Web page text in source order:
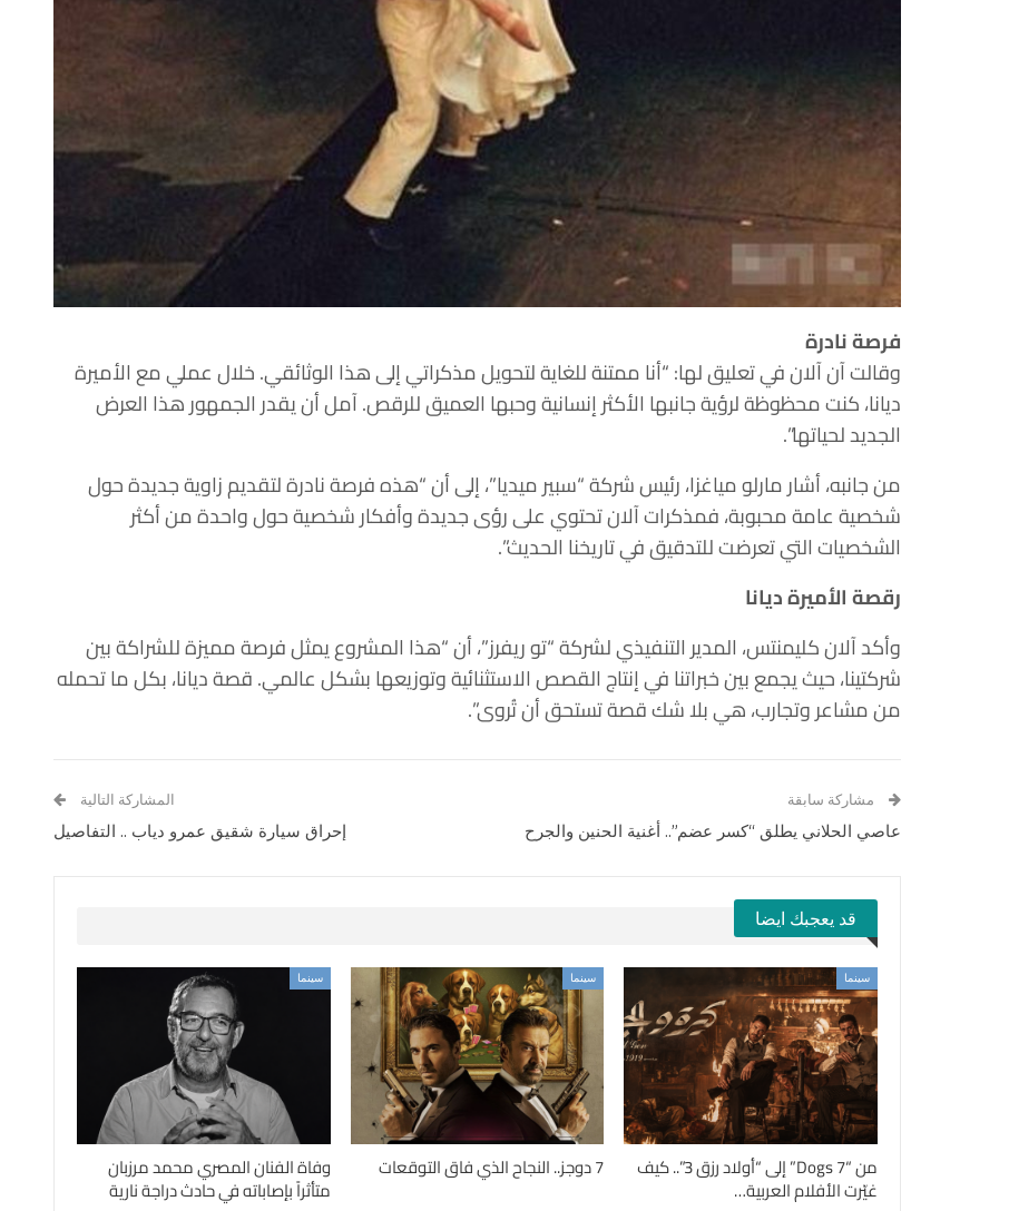
فرصة نادرة
وقالت آن آلان في تعليق لها: “أنا ممتنة للغاية لتحويل مذكراتي إلى هذا الوثائقي. خلال عملي مع الأميرة
ديانا، كنت محظوظة لرؤية جانبها الأكثر إنسانية وحبها العميق للرقص. آمل أن يقدر الجمهور هذا العرض
الجديد لحياتها”.
من جانبه، أشار مارلو مياغزا، رئيس شركة “سبير ميديا”، إلى أن “هذه فرصة نادرة لتقديم زاوية جديدة حول
شخصية عامة محبوبة، فمذكرات آلان تحتوي على رؤى جديدة وأفكار شخصية حول واحدة من أكثر
الشخصيات التي تعرضت للتدقيق في تاريخنا الحديث”.
رقصة الأميرة ديانا
وأكد آلان كليمنتس، المدير التنفيذي لشركة “تو ريفرز”، أن “هذا المشروع يمثل فرصة مميزة للشراكة بين
شركتينا، حيث يجمع بين خبراتنا في إنتاج القصص الاستثنائية وتوزيعها بشكل عالمي. قصة ديانا، بكل ما تحمله
من مشاعر وتجارب، هي بلا شك قصة تستحق أن تُروى”.
مشاركة سابقة
عاصي الحلاني يطلق “كسر عضم”.. أغنية الحنين والجرح
المشاركة التالية
إحراق سيارة شقيق عمرو دياب .. التفاصيل
قد يعجبك ايضا
سينما
من “7 Dogs” إلى “أولاد رزق 3”.. كيف
غيّرت الأفلام العربية…
سينما
7 دوجز.. النجاح الذي فاق التوقعات
سينما
وفاة الفنان المصري محمد مرزبان
متأثراً بإصاباته في حادث دراجة نارية